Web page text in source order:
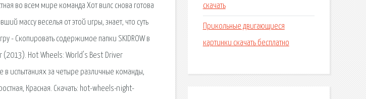
во всем мире команда Хот вилс снова готова
массу веселья от этой игры, знает, что суть
- Скопировать содержимое папки SKIDROW в
(2013). Hot Wheels: World's Best Driver
в испытаниях за четыре различные команды,
Красная. Скачать: hot-wheels-night-
скачать
Прикольные двигающиеся
картинки скачать бесплатно